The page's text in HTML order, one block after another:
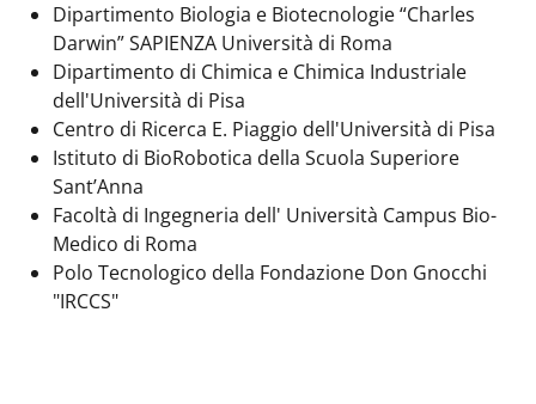
Dipartimento Biologia e Biotecnologie “Charles
Darwin” SAPIENZA Università di Roma
Dipartimento di Chimica e Chimica Industriale
dell'Università di Pisa
Centro di Ricerca E. Piaggio dell'Università di Pisa
Istituto di BioRobotica della Scuola Superiore
Sant’Anna
Facoltà di Ingegneria dell' Università Campus Bio-
Medico di Roma
Polo Tecnologico della Fondazione Don Gnocchi
"IRCCS"